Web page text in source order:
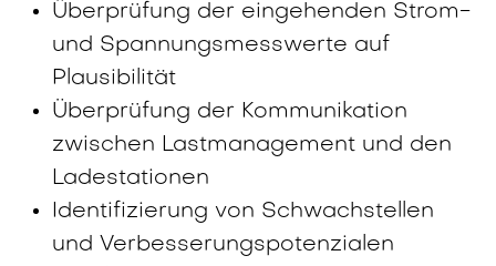
Überprüfung der eingehenden Strom-
und Spannungsmesswerte auf
Plausibilität
Überprüfung der Kommunikation
zwischen Lastmanagement und den
Ladestationen
Identifizierung von Schwachstellen
und Verbesserungspotenzialen